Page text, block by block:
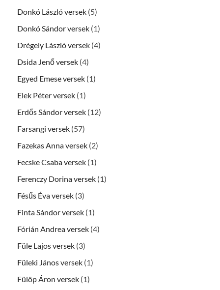
Donkó László versek (5)
Donkó Sándor versek (1)
Drégely László versek (4)
Dsida Jenő versek (4)
Egyed Emese versek (1)
Elek Péter versek (1)
Erdős Sándor versek (12)
Farsangi versek (57)
Fazekas Anna versek (2)
Fecske Csaba versek (1)
Ferenczy Dorina versek (1)
Fésűs Éva versek (3)
Finta Sándor versek (1)
Fórián Andrea versek (4)
Füle Lajos versek (3)
Füleki János versek (1)
Fülöp Áron versek (1)